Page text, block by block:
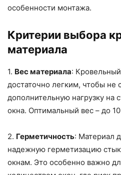
особенности монтажа.
Критерии выбора
материала
1. Вес материала:
достаточно легким, чтобы не
дополнительную нагрузку на
окна. Оптимальный вес – до 10
2. Герметичность: Материал
надежную герметизацию
окнам. Это особенно важно